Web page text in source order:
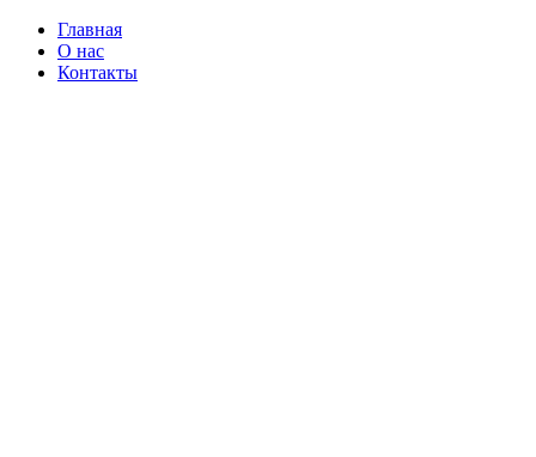
Главная
О нас
Контакты